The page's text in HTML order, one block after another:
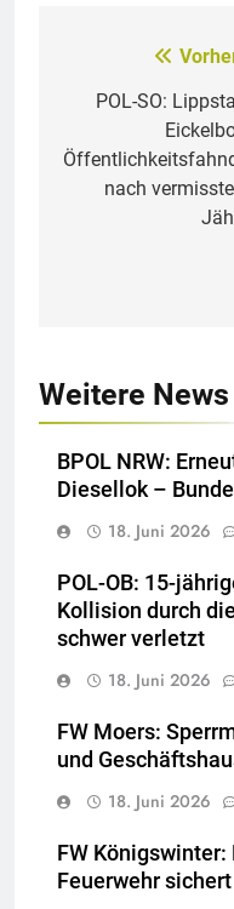
POL-SO:
nach
Weitere News
BPOL NRW:
Diesellok –
18. Juni 2026
POL-OB: 15-
Kollision durch
schwer verletzt
18. Juni 2026
FW Moers:
und
18. Juni 2026
FW
Feuerwehr